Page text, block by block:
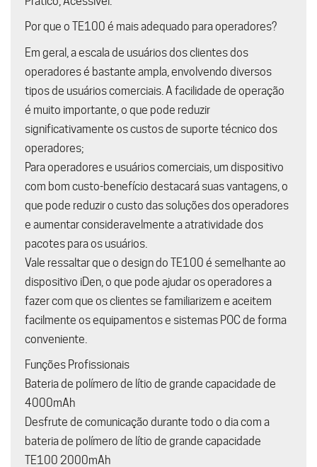
Por que o TE100 é mais adequado para operadores?
Em geral, a escala de usuários dos clientes dos
operadores é bastante ampla, envolvendo diversos
tipos de usuários comerciais. A facilidade de operação
é muito importante, o que pode reduzir
significativamente os custos de suporte técnico dos
operadores;
Para operadores e usuários comerciais, um dispositivo
com bom custo-benefício destacará suas vantagens, o
que pode reduzir o custo das soluções dos operadores
e aumentar consideravelmente a atratividade dos
pacotes para os usuários.
Vale ressaltar que o design do TE100 é semelhante ao
dispositivo iDen, o que pode ajudar os operadores a
fazer com que os clientes se familiarizem e aceitem
facilmente os equipamentos e sistemas POC de forma
conveniente.
Funções Profissionais
Bateria de polímero de lítio de grande capacidade de
4000mAh
Desfrute de comunicação durante todo o dia com a
bateria de polímero de lítio de grande capacidade
TE100 2000mAh